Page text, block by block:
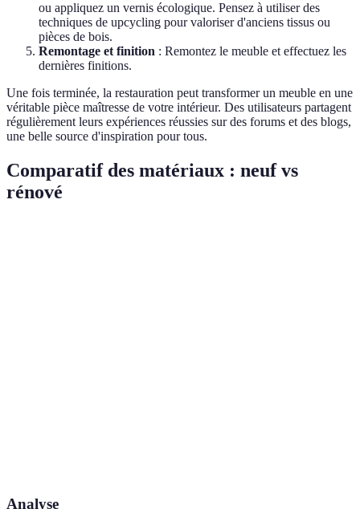
ou appliquez un vernis écologique. Pensez à utiliser des
techniques de upcycling pour valoriser d'anciens tissus ou
pièces de bois.
Remontage et finition : Remontez le meuble et effectuez les
dernières finitions.
Une fois terminée, la restauration peut transformer un meuble en une
véritable pièce maîtresse de votre intérieur. Des utilisateurs partagent
régulièrement leurs expériences réussies sur des forums et des blogs,
une belle source d'inspiration pour tous.
Comparatif des matériaux : neuf vs
rénové
Analyse